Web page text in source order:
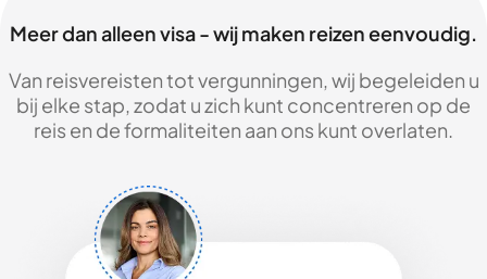
Meer dan alleen visa - wij maken reizen eenvoudig.
Van reisvereisten tot vergunningen, wij begeleiden u
bij elke stap, zodat u zich kunt concentreren op de
reis en de formaliteiten aan ons kunt overlaten.